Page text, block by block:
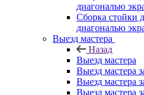
диагональю
Сборка стойки
диагональю
Выезд мастера
Назад
Выезд мастера
Выезд мастера
Выезд мастера
Выезд мастера